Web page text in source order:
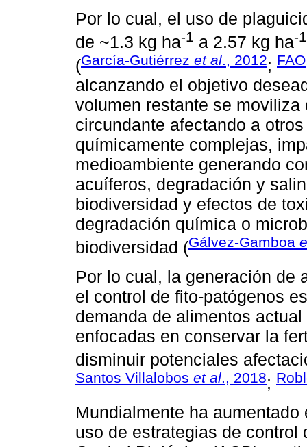
Por lo cual, el uso de
de ~1.3 kg ha-1 a 2.57 kg ha-1
(García-Gutiérrez et al., 2012;
alcanzando el objetivo
volumen restante se
circundante afectando a
químicamente complejas,
medioambiente generando
acuíferos, degradación y
biodiversidad y efectos de
degradación química o
biodiversidad (Gálvez-Gamboa
Por lo cual, la generación de
el control de fito-patógenos
demanda de alimentos
enfocadas en conservar la
disminuir potenciales
Santos Villalobos et al., 2018;
Mundialmente ha
uso de estrategias de control